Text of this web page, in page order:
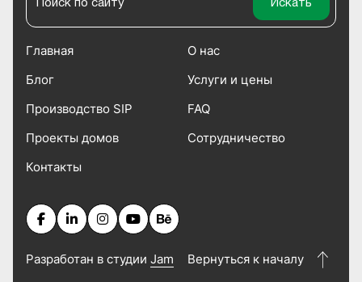
Главная
О нас
Блог
Услуги и цены
Производство SIP
FAQ
Проекты домов
Сотрудничество
Контакты
Разработан в студии Jam Вернуться к началу